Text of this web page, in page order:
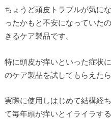
ちょうど頭皮トラブルが気に
ったかもと不安になっていた
きるケア製品です。
特に頭皮が痒いといった症状
のケア製品を試してもらえた
実際に使用しはじめて結構経
て毎年頭が痒いとイライラす